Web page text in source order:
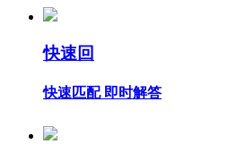
快速回
快速匹配 即时解答